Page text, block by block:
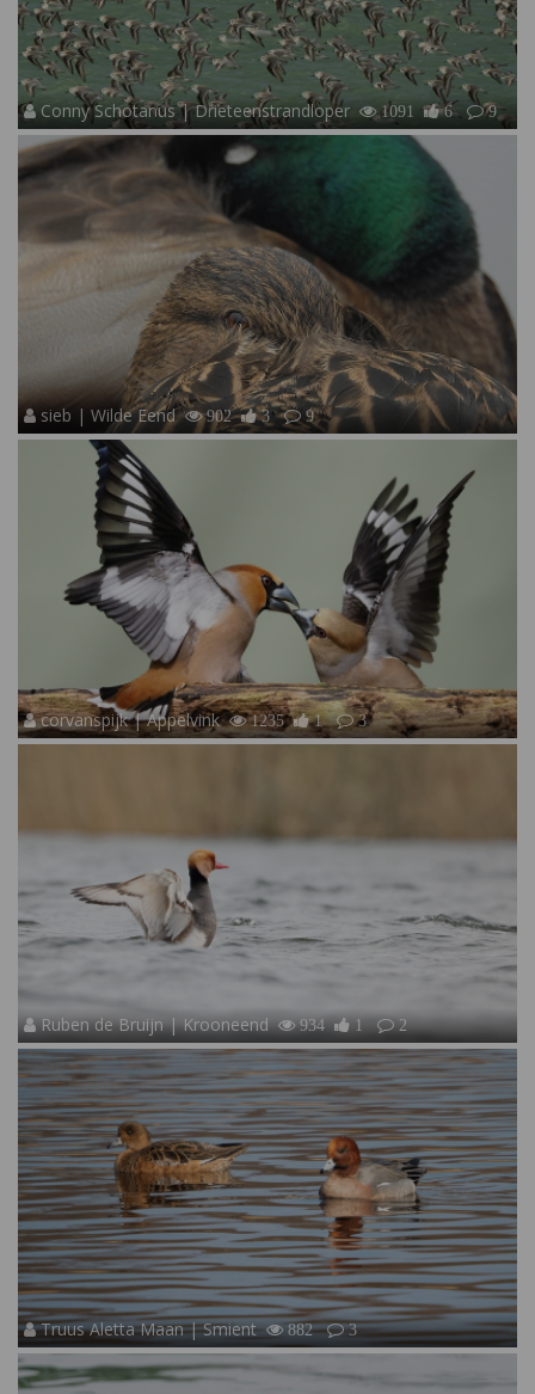
Conny Schotanus | Drieteenstrandloper 1091 6 9
sieb | Wilde Eend 902 3 9
corvanspijk | Appelvink 1235 1 3
Ruben de Bruijn | Krooneend 934 1 2
Truus Aletta Maan | Smient 882 3